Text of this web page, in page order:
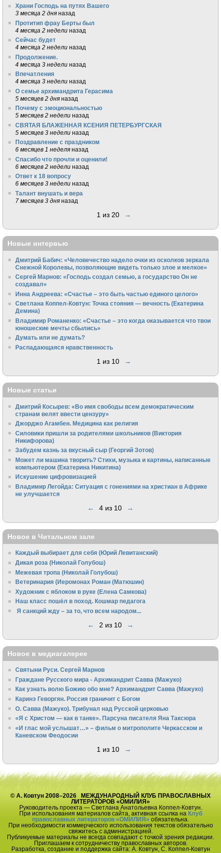
Храни Господь на путях Вашего
3 месяца 2 дня назад
Протитип фрау Берты был
4 месяца 2 недели назад
Сейчас будет
4 месяца 2 недели назад
Продолжение.
4 месяца 3 недели назад
Впечатления
4 месяца 3 недели назад
О семье архимандрита Герасима
5 месяцев 2 дня назад
Почему с эмоциональностью
5 месяцев 2 недели назад
СВЯТАЯ БЛАЖЕННАЯ КСЕНИЯ ПЕТЕРБУРГСКАЯ
5 месяцев 3 недели назад
Поздравление с праздником
6 месяцев 1 неделя назад
Спасибо что прочли и оценили!
6 месяцев 2 недели назад
Ответ к 18 вопросу
6 месяцев 3 недели назад
Талант внушать и вера
7 месяцев 3 дня назад
1 из 20 →
Новые интервью
Дмитрий Бабич: «Человечество надело очки из осколков зеркала
Снежной Королевы, позволяющие видеть только злое и мелкое»
Сергей Марнов: «Господь создал семью, а государство Он не
создавал»
Инна Андреева: «Счастье – это быть частью единого целого»
Светлана Коппел-Ковтун: Точка стояния — вечность (Екатерина
Демина)
Владимир Романенко: «Счастье – это когда оказывается что твои
юношеские мечты сбылись»
Думать или не думать?
Распадающаяся нравственность
1 из 10 →
Новые статьи
Дмитрий Косырев: «Во имя свободы всем демократическим
странам велят ввести цензуру»
Джорджо Агамбен. Медицина как религия
Силовики пришли за родителями школьников (Виктория
Никифорова)
Забудем казнь за вкусный сыр (Георгий Зотов)
Может ли машина творить? Стихи, музыка и картины, написанные
компьютером (Екатерина Никитина)
Искушение цифровизацией
Владимир Легойда: Ситуация с гонениями на христиан в Африке
не улучшается
← 4 из 10 →
Новое в Читальном зале
Каждый выбирает для себя (Юрий Левитанский)
Дикая роза (Николай Голубош)
Межевая тропа (Николай Голубош)
Ветеринария (Иеромонах Роман (Матюшин)
Художник с яблоком в руке (Елена Самкова)
Наш класс пошёл в поход. Кошмар педагога
Я санкций жду – за то, что всем народом...
← 2 из 10 →
Новое в медиагалерее
Святыни Руси. Сергей Марнов
Граждане Русского мира - Архимандрит Савва (Мажуко)
Как узнать волю Божию обо мне? Архимандрит Савва (Мажуко)
Каринэ Геворгян. Россия граничит с Богом
О. Савва (Мажуко). Трибунал над Русской церковью
«Я с Христом — как в танке». Парсуна писателя Яна Таксюра
«И глас мой услышат…» – фильм о митрополите Черкасском и
Каневском Феодосии
1 из 10 →
© А. Ковтун 2008–2026 МЕЖДУНАРОДНЫЙ КЛУБ ПРАВОСЛАВНЫХ
ЛИТЕРАТОРОВ «ОМИЛИЯ»
Руководитель проекта — Светлана Анатольевна Коппел-Ковтун.
При использования материалов сайта, активная ссылка на Клуб
православных литераторов «ОМИЛИЯ» обязательна.
При необходимости коммерческого использования текстов обязательно
свяжитесь с администрацией.
Публикуемые материалы не всегда совпадают с точкой зрения редакции.
Приглашаем к сотрудничеству православных авторов.
Разработка, создание и поддержка сайта: А. Ковтун, С. Коппел-Ковтун